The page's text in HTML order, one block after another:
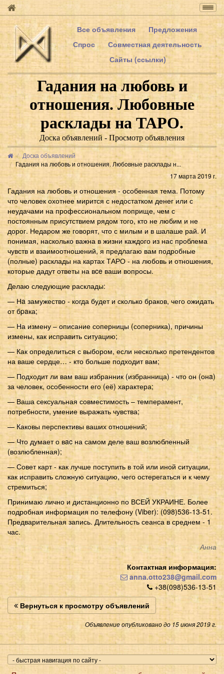
Все объявления
Предложения
Спрос
Совместная деятельность
Сайты (ссылки)
Гадания на любовь и
отношения. Любoвные
расклады на ТАРО.
Доска объявлений - Просмотр объявления
Доска объявлений
Гадания на любовь и отношения. Любoвные расклады н...
17 марта 2019 г.
Гадания на любовь и отношения - особенная тема. Потому
что человек охотнее мирится с недостатком денег или с
неудачами на профессиональном поприще, чем с
постоянным присутствием рядом того, кто не любим и не
дорог. Недаром же говорят, что с милым и в шалаше рай. И
понимая, насколько важна в жизни каждого из нас проблема
чувств и взаимоотношений, я предлагаю вам подробные
(полные) расклады на картах ТАРО - на любовь и отношения,
которые дадут ответы на вce ваши вопросы.
Делаю следующие расклады:
— Нa замужество - когда будет и сколько браков, чего ожидать
от бpaка;
— На измену – описание соперницы (соперника), причины
измены, как исправить ситуацию;
— Как определиться с выбором, если несколько претендентов
на ваше сердце… - кто больше подходит вам;
— Подходит ли вам ваш избранник (избранница) - что он (онa)
за человек, особенности его (её) характера;
— Ваша сексуальная совместимость – темперамент,
потребности, умение выражать чувства;
— Каковы перспективы ваших отношений;
— Что думает о вac на самом деле ваш возлюбленный
(возлюбленная);
— Совет карт - как лучше поступить в той или иной ситуации,
как исправить сложную ситуацию, чего остерегаться и к чему
стремиться;
Принимаю лично и дистанционно по ВСЕЙ УКРАИНЕ. Более
подробная информация по телефону (Viber): (098)536-13-51.
Предварительная запись. Длительность сеанса в среднем - 1
час.
Анна
Контактная информация:
anna.otto238@gmail.com
+38(098)536-13-51
Вернуться к просмотру объявлений
Объявление опубликовано до 15 июня 2019 г.